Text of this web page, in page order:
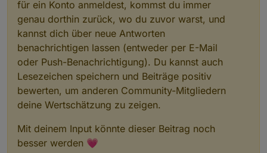
für ein Konto anmeldest, kommst du immer
genau dorthin zurück, wo du zuvor warst, und
kannst dich über neue Antworten
benachrichtigen lassen (entweder per E-Mail
oder Push-Benachrichtigung). Du kannst auch
Lesezeichen speichern und Beiträge positiv
bewerten, um anderen Community-Mitgliedern
deine Wertschätzung zu zeigen.
Mit deinem Input könnte dieser Beitrag noch
besser werden 💗